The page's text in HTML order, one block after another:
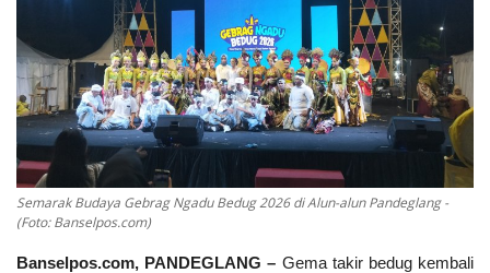
Kodam 3/Siliwangi
Presiden dan Wakil Presiden RI
PGRI
Pemerintah Privinsi
Semarak Budaya Gebrag Ngadu Bedug 2026 di Alun-alun Pandeglang -
(Foto: Banselpos.com)
Banselpos.com, PANDEGLANG – Gema takir bedug kembali